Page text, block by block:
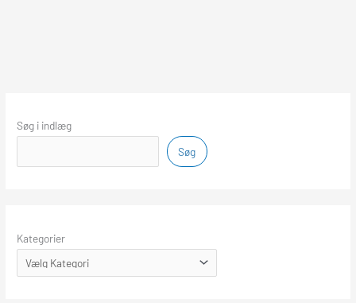
Søg i indlæg
Søg
Kategorier